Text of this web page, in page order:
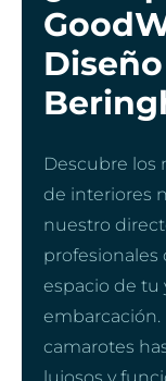
Descubre los
de interiores
nuestro
profesionales
espacio de tu
embarcación.
camarotes